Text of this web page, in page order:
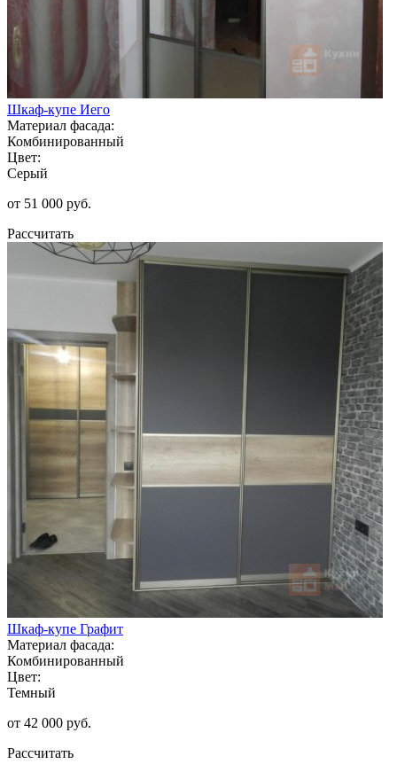
Шкаф-купе Иего
Материал фасада:
Комбинированный
Цвет:
Серый
от 51 000 руб.
Рассчитать
Шкаф-купе Графит
Материал фасада:
Комбинированный
Цвет:
Темный
от 42 000 руб.
Рассчитать